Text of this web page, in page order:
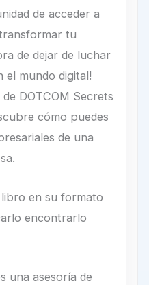
de acceder a
tu
de dejar de luchar
mundo digital!
DOTCOM Secrets
cómo puedes
de una
en su formato
encontrarlo
una asesoría de